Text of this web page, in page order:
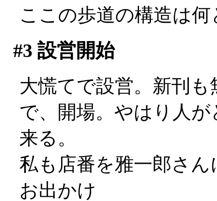
ここの歩道の構造は
#3 設営開始
大慌てで設営。新刊
で、開場。やはり人
来る。
私も店番を雅一郎さ
お出かけ